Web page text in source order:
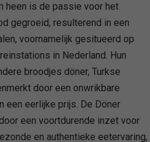
heen is de passie voor het
gegroeid, resulterend in een
voornamelijk gesitueerd op
in Nederland. Hun
broodjes döner, Turkse
door een onwrikbare
een eerlijke prijs. De Döner
een voortdurende inzet voor
en authentieke eetervaring,